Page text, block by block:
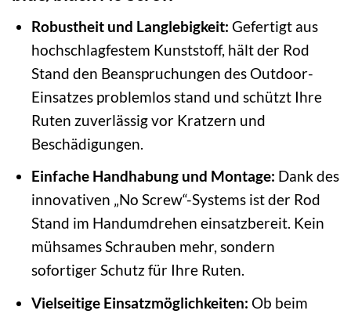
Robustheit und Langlebigkeit: Gefertigt aus
hochschlagfestem Kunststoff, hält der Rod
Stand den Beanspruchungen des Outdoor-
Einsatzes problemlos stand und schützt Ihre
Ruten zuverlässig vor Kratzern und
Beschädigungen.
Einfache Handhabung und Montage: Dank des
innovativen „No Screw“-Systems ist der Rod
Stand im Handumdrehen einsatzbereit. Kein
mühsames Schrauben mehr, sondern
sofortiger Schutz für Ihre Ruten.
Vielseitige Einsatzmöglichkeiten: Ob beim